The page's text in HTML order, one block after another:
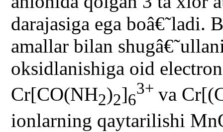
darajasiga ega boâ€˜ladi.
amallar bilan
oksidlanishiga oid
Cr[CO(NH2)2]6
3+va
ionlarning qaytarilishi